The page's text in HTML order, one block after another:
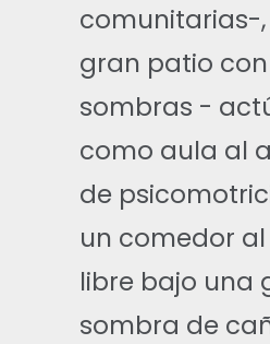
comunitarias-
gran patio
sombras -
como aula al
de
un comedor
libre bajo una
sombra de